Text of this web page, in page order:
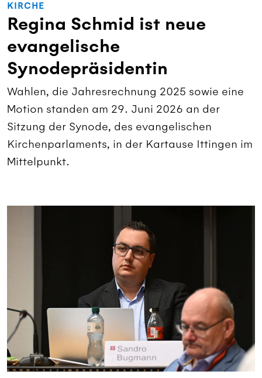
KIRCHE
Regina Schmid ist neue
evangelische
Synodepräsidentin
Wahlen, die Jahresrechnung 2025 sowie eine
Motion standen am 29. Juni 2026 an der
Sitzung der Synode, des evangelischen
Kirchenparlaments, in der Kartause Ittingen im
Mittelpunkt.